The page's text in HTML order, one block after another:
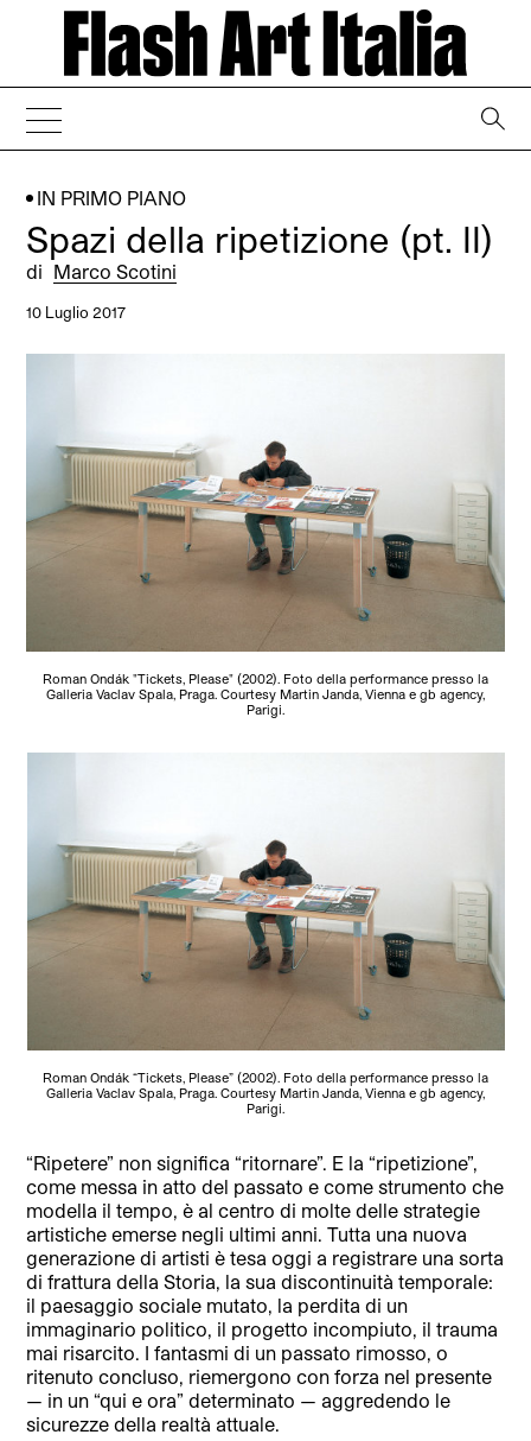
IN PRIMO PIANO
Spazi della ripetizione (pt. II)
di Marco Scotini
10 Luglio 2017
Roman Ondák "Tickets, Please" (2002). Foto della performance presso la
Galleria Vaclav Spala, Praga. Courtesy Martin Janda, Vienna e gb agency,
Parigi.
Roman Ondák “Tickets, Please” (2002). Foto della performance presso la
Galleria Vaclav Spala, Praga. Courtesy Martin Janda, Vienna e gb agency,
Parigi.
“Ripetere” non significa “ritornare”. E la “ripetizione”,
come messa in atto del passato e come strumento che
modella il tempo, è al centro di molte delle strategie
artistiche emerse negli ultimi anni. Tutta una nuova
generazione di artisti è tesa oggi a registrare una sorta
di frattura della Storia, la sua discontinuità temporale:
il paesaggio sociale mutato, la perdita di un
immaginario politico, il progetto incompiuto, il trauma
mai risarcito. I fantasmi di un passato rimosso, o
ritenuto concluso, riemergono con forza nel presente
— in un “qui e ora” determinato — aggredendo le
sicurezze della realtà attuale.